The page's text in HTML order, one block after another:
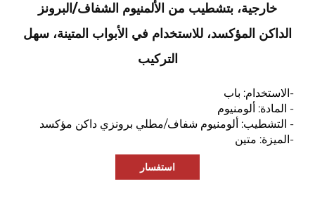
خارجية، بتشطيب من الألمنيوم الشفاف/البرونز
الداكن المؤكسد، للاستخدام في الأبواب المتينة، سهل
التركيب
-الاستخدام: باب
- المادة: ألومنيوم
- التشطيب: ألومنيوم شفاف/مطلي برونزي داكن مؤكسد
-الميزة: متين
استفسار